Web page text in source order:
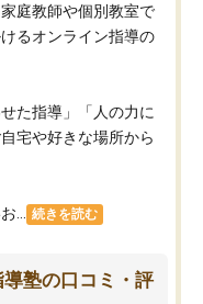
庭教師や個別教室で
るオンライン指導の
た指導」「人の力に
宅や好きな場所から
... 続きを読む
導塾の口コミ・評